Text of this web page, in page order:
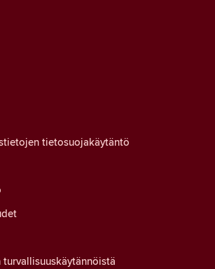
tietosuojakäytäntö